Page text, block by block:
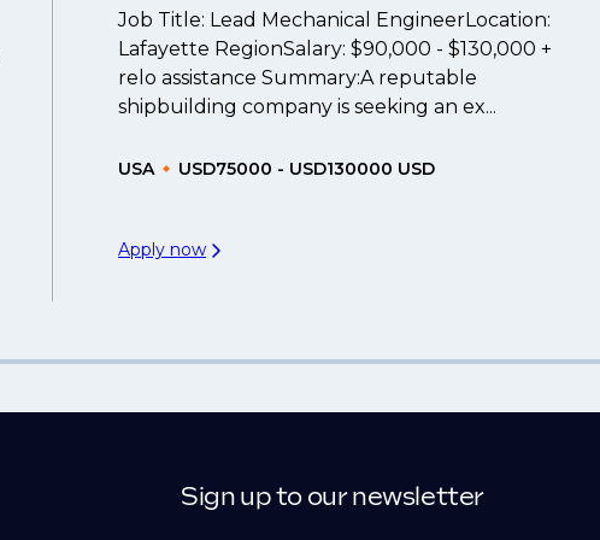
Job Title: Lead Mechanical EngineerLocation:
Lafayette RegionSalary: $90,000 - $130,000 +
relo assistance Summary:A reputable
shipbuilding company is seeking an ex...
USA USD75000 - USD130000 USD
Apply now
Sign up to our newsletter